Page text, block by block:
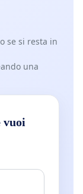
se si resta in
una
vuoi